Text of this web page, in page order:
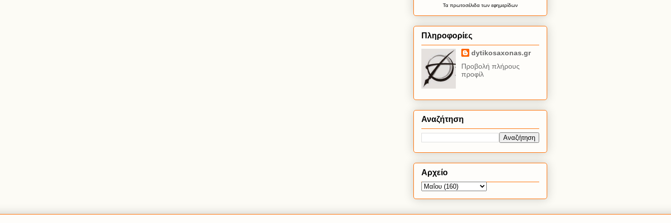
Τα πρωτοσέλιδατων εφημερίδων
Πληροφορίες
dytikosaxonas.gr
Προβολή πλήρους
προφίλ
Αναζήτηση
Αρχείο